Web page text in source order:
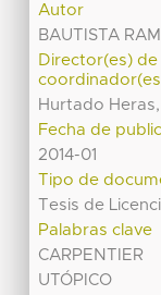
Autor
BAUTISTA
Director(es)
Hurtado Heras,
Fecha de
2014-01
Tipo de
Tesis de
Palabras clave
CARPENTIER
UTÓPICO